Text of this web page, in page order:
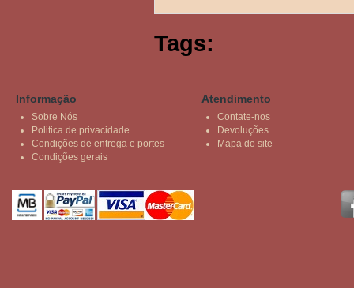
Tags:
Informação
Sobre Nós
Politica de privacidade
Condições de entrega e portes
Condições gerais
Atendimento
Contate-nos
Devoluções
Mapa do site